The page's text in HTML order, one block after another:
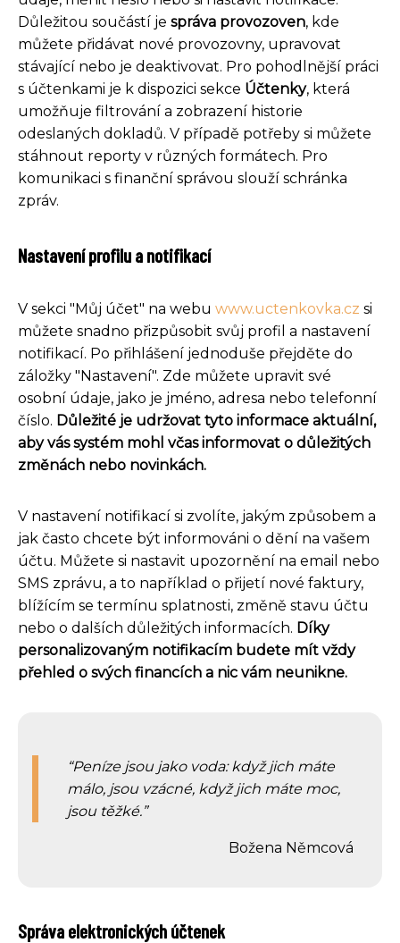
Důležitou součástí je správa provozoven, kde
můžete přidávat nové provozovny, upravovat
stávající nebo je deaktivovat. Pro pohodlnější práci
s účtenkami je k dispozici sekce Účtenky, která
umožňuje filtrování a zobrazení historie
odeslaných dokladů. V případě potřeby si můžete
stáhnout reporty v různých formátech. Pro
komunikaci s finanční správou slouží schránka
zpráv.
Nastavení profilu a notifikací
V sekci "Můj účet" na webu www.uctenkovka.cz si
můžete snadno přizpůsobit svůj profil a nastavení
notifikací. Po přihlášení jednoduše přejděte do
záložky "Nastavení". Zde můžete upravit své
osobní údaje, jako je jméno, adresa nebo telefonní
číslo. Důležité je udržovat tyto informace aktuální,
aby vás systém mohl včas informovat o důležitých
změnách nebo novinkách.
V nastavení notifikací si zvolíte, jakým způsobem a
jak často chcete být informováni o dění na vašem
účtu. Můžete si nastavit upozornění na email nebo
SMS zprávu, a to například o přijetí nové faktury,
blížícím se termínu splatnosti, změně stavu účtu
nebo o dalších důležitých informacích. Díky
personalizovaným notifikacím budete mít vždy
přehled o svých financích a nic vám neunikne.
Peníze jsou jako voda: když jich máte
málo, jsou vzácné, když jich máte moc,
jsou těžké.
Božena Němcová
Správa elektronických účtenek